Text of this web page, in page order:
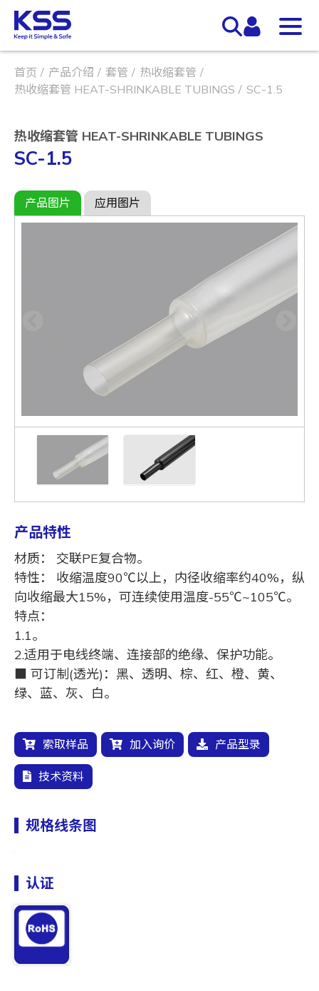
首页 产品介绍 套管
热收缩套管
热收缩套管 HEAT-SHRINKABLE TUBINGS
SC-1.5
热收缩套管 HEAT-SHRINKABLE TUBINGS
SC-1.5
产品图片 应用图片
产品特性
材质： 交联PE复合物。
特性： 收缩温度90℃以上，内径收缩率约40%，纵
向收缩最大15%，可连续使用温度-55℃~105℃。
特点：
1.1。
2.适用于电线终端、连接部的绝缘、保护功能。
■ 可订制(透光)：黑、透明、棕、红、橙、黄、
绿、蓝、灰、白。
索取样品 加入询价 产品型录
技术资料
规格线条图
认证